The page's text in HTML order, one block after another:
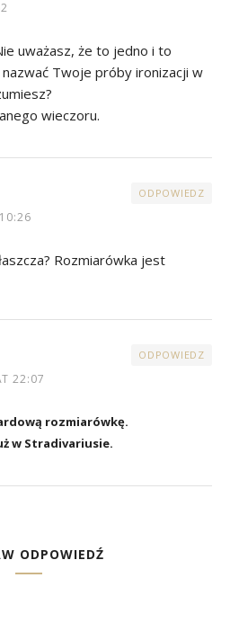
uważasz, że to jedno i to
nazwać Twoje próby ironizacji w
wieczoru.
ODPOWIEDZ
Rozmiarówka jest
22:07
ODPOWIEDZ
rozmiarówkę.
w Stradivariusie.
ODPOWIEDŹ